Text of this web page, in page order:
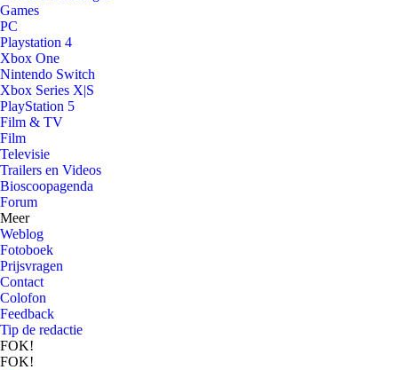
Games
PC
Playstation 4
Xbox One
Nintendo Switch
Xbox Series X|S
PlayStation 5
Film & TV
Film
Televisie
Trailers en Videos
Bioscoopagenda
Forum
Meer
Weblog
Fotoboek
Prijsvragen
Contact
Colofon
Feedback
Tip de redactie
FOK!
FOK!